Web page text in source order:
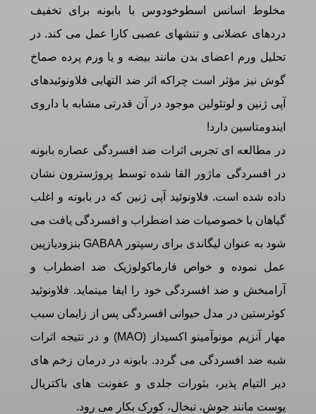
مخلوط اسانس اسطوخودوس با بابونه برای تخفیف
دردهای عضلانی و تنشهای عصبی کارا عمل می کند. در
تحلیل ورم اعضای بدن مانند بیضه و یا ورم پرده صماخ
گوش نیز مؤثر است چراکه اثر ضد التهابی فلاونوئیدهای
آپی ژنین و لوتئولین موجود در آن قدرتی مشابه با داروی
ایندومتاسین دارد!
در مطالعه ای تجربی اثرات ضد افسردگی عصاره بابونه
در افسردگی ماژور القا شده توسط پروژسترون نشان
داده شده است. فلاونوئید آپی ژنین که در بابونه و اغلب
گیاهان با خصوصیات ضد اضطراب و افسردگی یافت می
شود به عنوان لیگاندی برای رسپتور GABAA بنزودیازپین
عمل نموده و خواص فارماکولوژیک ضد اضطراب و
آرامبخش و ضد افسردگی خود را ایفا مینماید. فلاونوئید
کوئرستین در مدل حیوانی افسردگی پس از زایمان سبب
مهار آنزیم مونوآمینو اکسیداز (MAO) و در نتیجه اثرات
شبه ضد افسردگی می گردد. بابونه در درمان زخم های
دیر التیام پذیر، بثورات جلدی و عفونت های باکتریال
پوست مانند جوش، تبخال، کورک بکار می رود.